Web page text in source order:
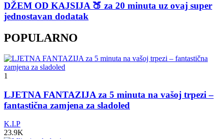
DŽEM OD KAJSIJA 🍑 za 20 minuta uz ovaj super
jednostavan dodatak
POPULARNO
1
LJETNA FANTAZIJA za 5 minuta na vašoj trpezi –
fantastična zamjena za sladoled
K.I.P
23.9K